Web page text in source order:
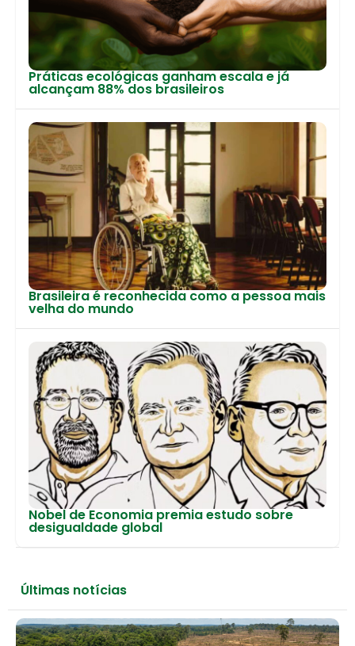
Práticas ecológicas ganham escala e já
alcançam 88% dos brasileiros
Brasileira é reconhecida como a pessoa mais
velha do mundo
Nobel de Economia premia estudo sobre
desigualdade global
Últimas notícias